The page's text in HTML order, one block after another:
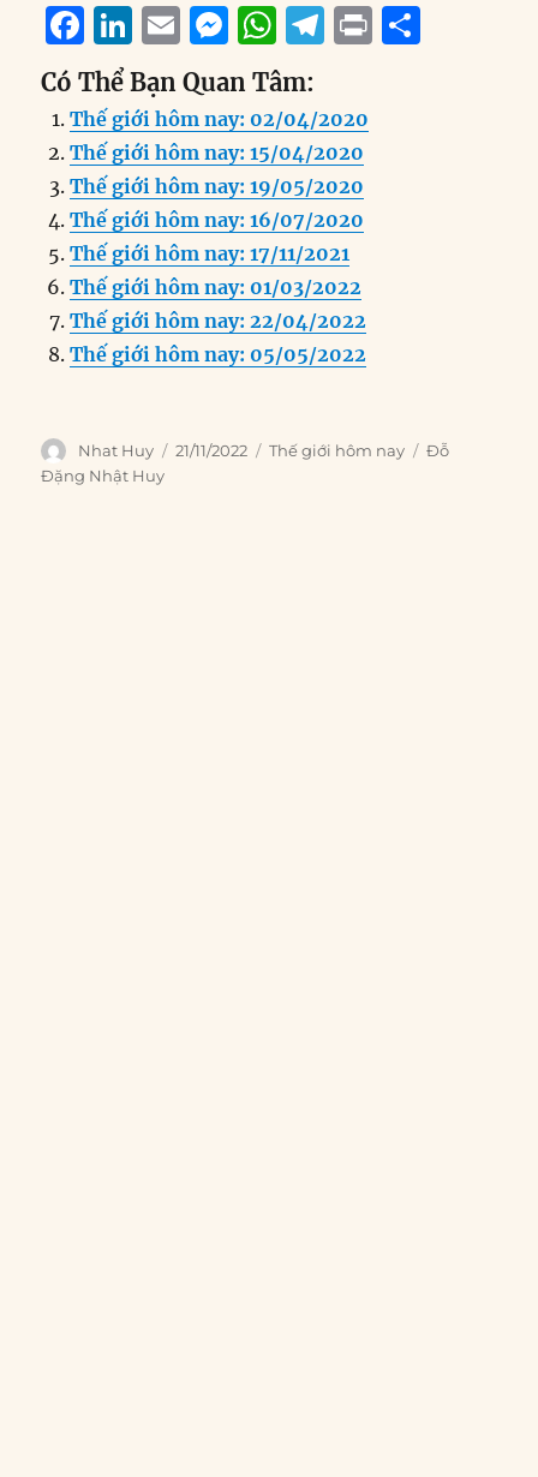
F
a
c
e
b
o
o
k
Li
n
k
e
d
I
n
E
m
ai
l
M
e
ss
e
n
g
er
W
h
at
s
A
p
p
T
e
g
r
a
m
P
Có Thể Bạn Quan Tâm:
Thế giới hôm nay: 02/04/2020
Thế giới hôm nay: 15/04/2020
Thế giới hôm nay: 19/05/2020
Thế giới hôm nay: 16/07/2020
Thế giới hôm nay: 17/11/2021
Thế giới hôm nay: 01/03/2022
Thế giới hôm nay: 22/04/2022
Thế giới hôm nay: 05/05/2022
Author
Nhat Huy
Posted
21/11/2022 Categories
Thế giới hôm nay Tags
Đỗ
Đặng Nhật Huy